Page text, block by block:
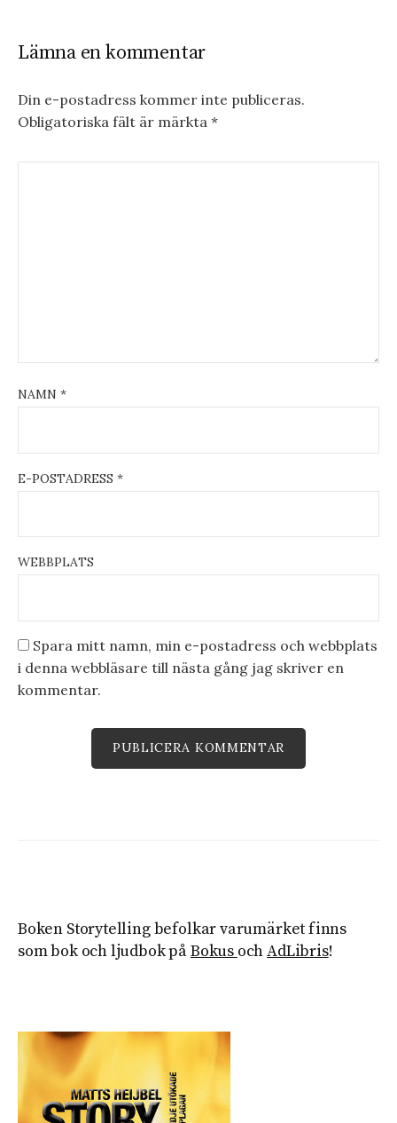
Lämna en kommentar
Din e-postadress kommer inte publiceras.
Obligatoriska fält är märkta *
NAMN *
E-POSTADRESS *
WEBBPLATS
Spara mitt namn, min e-postadress och webbplats
i denna webbläsare till nästa gång jag skriver en
kommentar.
Boken Storytelling befolkar varumärket finns
som bok och ljudbok påBokus ochAdLibris!